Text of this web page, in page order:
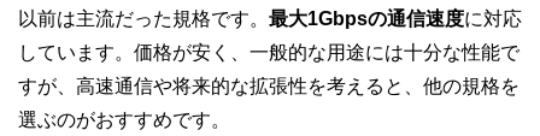
以前は主流だった規格です。 最大1Gbpsの通信速度に対応
しています。価格が安く、一般的な用途には十分な性能で
すが、高速通信や将来的な拡張性を考えると、他の規格を
選ぶのがおすすめです。